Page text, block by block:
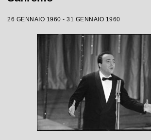
26 GENNAIO 1960 - 31 GENNAIO 1960